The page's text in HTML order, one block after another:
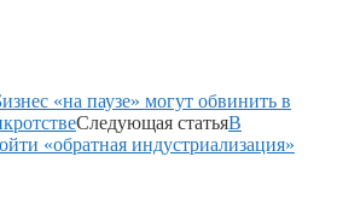
«на паузе» могут обвинить в
Следующая статьяВ
«обратная индустриализация»